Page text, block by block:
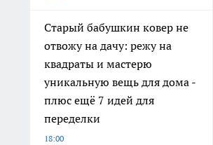
Старый бабушкин ковер не
отвожу на дачу: режу на
квадраты и мастерю
уникальную вещь для дома -
плюс ещё 7 идей для
переделки
18:00